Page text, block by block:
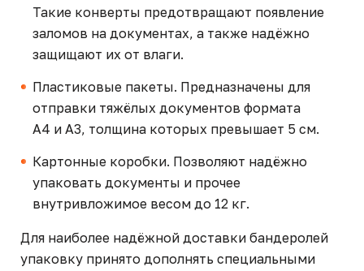
Такие конверты предотвращают появление
заломов на документах, а также надёжно
защищают их от влаги.
Пластиковые пакеты. Предназначены для
отправки тяжёлых документов формата
А4 и А3, толщина которых превышает 5 см.
Картонные коробки. Позволяют надёжно
упаковать документы и прочее
внутривложимое весом до 12 кг.
Для наиболее надёжной доставки бандеролей
упаковку принято дополнять специальными